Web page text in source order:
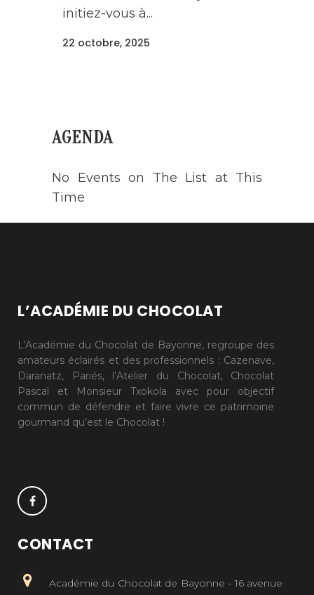
initiez-vous à...
22 octobre, 2025
AGENDA
No Events on The List at This
Time
L’ACADÉMIE DU CHOCOLAT
L’Académie du Chocolat de Bayonne, regroupe des
amateurs éclairés et des professionnels : Cazenave,
Daranatz, Pariés, l’Atelier du Chocolat, Chocolat
Pascal et Monsieur Txokola avec pour objectif
commun de défendre et faire vivre ce patrimoine
gourmand qu’est le Chocolat !
CONTACT
Académie du Chocolat de Bayonne - 16 avenue